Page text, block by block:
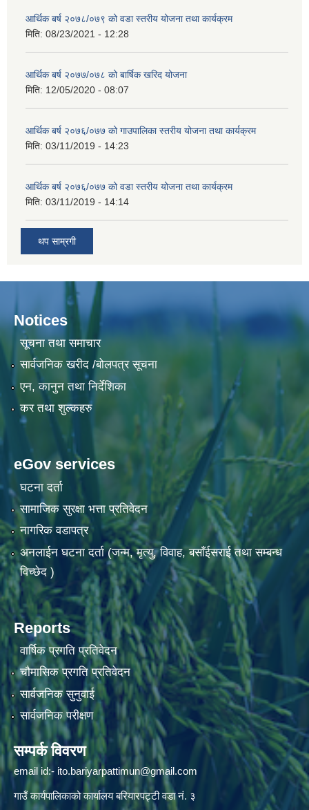
आर्थिक बर्ष २०७८/०७९ को वडा स्तरीय योजना तथा कार्यक्रम
मिति: 08/23/2021 - 12:28
आर्थिक बर्ष २०७७/०७८ को बार्षिक खरिद योजना
मिति: 12/05/2020 - 08:07
आर्थिक बर्ष २०७६/०७७ को गाउपालिका स्तरीय योजना तथा कार्यक्रम
मिति: 03/11/2019 - 14:23
आर्थिक बर्ष २०७६/०७७ को वडा स्तरीय योजना तथा कार्यक्रम
मिति: 03/11/2019 - 14:14
थप साम्रगी
Notices
सूचना तथा समाचार
सार्वजनिक खरीद /बोलपत्र सूचना
एन, कानुन तथा निर्देशिका
कर तथा शुल्कहरु
eGov services
घटना दर्ता
सामाजिक सुरक्षा भत्ता प्रतिवेदन
नागरिक वडापत्र
अनलाईन घटना दर्ता (जन्म, मृत्यु, विवाह, बसाँईसराई तथा सम्बन्ध
विच्छेद )
Reports
वार्षिक प्रगति प्रतिवेदन
चौमासिक प्रगति प्रतिवेदन
सार्वजनिक सुनुवाई
सार्वजनिक परीक्षण
सम्पर्क विवरण
email id:- ito.bariyarpattimun@gmail.com
गाउँ कार्यपालिकाको कार्यालय बरियारपट्टी वडा नं. ३